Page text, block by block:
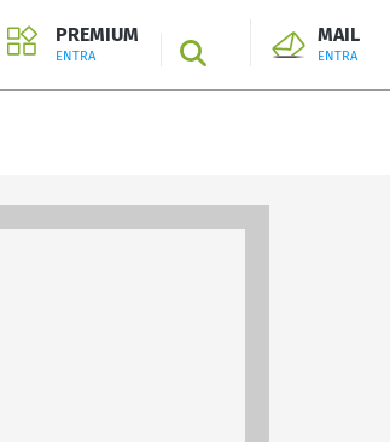
PREMIUM
ENTRA SEARCH
MAIL
ENTRA